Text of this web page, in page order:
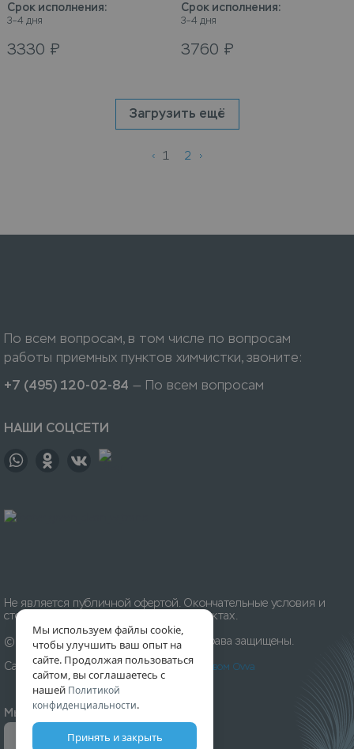
Срок исполнения:
3–4 дня
3330 ₽
Срок исполнения:
3–4 дня
3760 ₽
Загрузить ещё
1 2
Мы используем файлы cookie,
чтобы улучшить ваш опыт на
сайте. Продолжая пользоваться
сайтом, вы соглашаетесь с
нашей Политикой
конфиденциальности.
Принять и закрыть
По всем вопросам, в том числе по вопросам
работы приемных пунктов химчистки, звоните:
+7 (495) 120-02-84 — По всем вопросам
НАШИ СОЦСЕТИ
Не является публичной офертой. Окончательные условия и
стоимость уточняйте на приёмных пунктах.
© 1996-2026Химчистка «Леда». Все права защищены.
Сайт разработан и создан Digital-агентством Ovva
Мы принимаем к оплате: